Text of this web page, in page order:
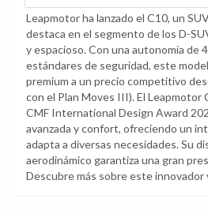
Leapmotor ha lanzado el C10, un
destaca en el segmento de los D-
y espacioso. Con una autonomía de
estándares de seguridad, este
premium a un precio competitivo
con el Plan Moves III). El Leapmotor
CMF International Design Award
avanzada y confort, ofreciendo un
adapta a diversas necesidades. Su
aerodinámico garantiza una gran
Descubre más sobre este innovador